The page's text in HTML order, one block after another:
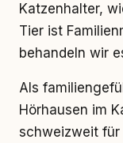
Katzenhalter,
Tier ist
behandeln wir
Als
Hörhausen im
schweizweit für